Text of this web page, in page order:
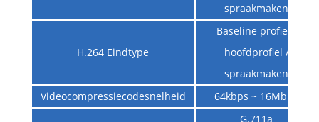
spraakmaken
H.264 Eindtype
Baseline profiel /
hoofdprofiel /
spraakmaken
Videocompressiecodesnelheid
64kbps ~ 16Mbps
G.711a